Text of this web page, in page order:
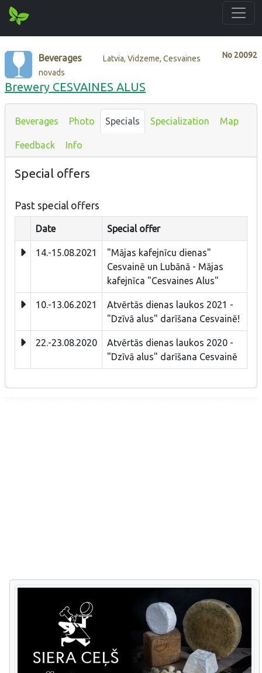
No 20092
Beverages
Latvia, Vidzeme, Cesvaines
novads
Brewery CESVAINES ALUS
Beverages Photo Specials Specialization Map
Feedback Info
Special offers
Past special offers
Date Special offer
14.-15.08.2021
"Mājas kafejnīcu dienas"
Cesvainē un Lubānā - Mājas
kafejnīca "Cesvaines Alus"
10.-13.06.2021
Atvērtās dienas laukos 2021 -
"Dzīvā alus" darīšana Cesvainē!
22.-23.08.2020
Atvērtās dienas laukos 2020 -
"Dzīvā alus" darīšana Cesvainē